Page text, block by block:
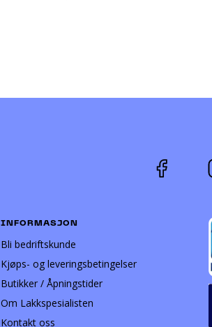
INFORMASJON
Bli bedriftskunde
Kjøps- og leveringsbetingelser
Butikker / Åpningstider
Om Lakkspesialisten
Kontakt oss